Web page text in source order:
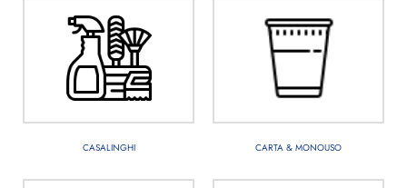
CASALINGHI CARTA & MONOUSO